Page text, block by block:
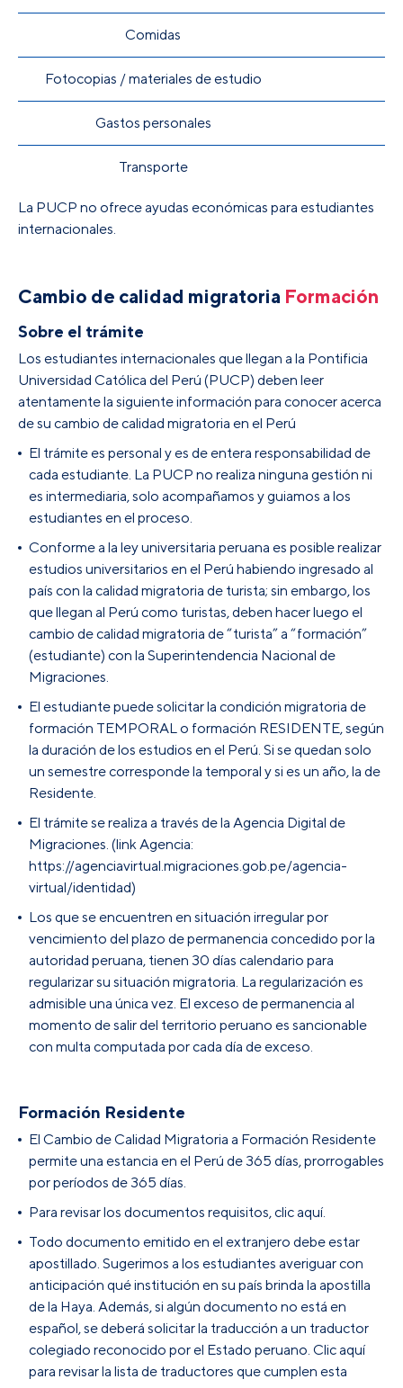
Comidas
Fotocopias / materiales de estudio
Gastos personales
Transporte
La PUCP no ofrece ayudas económicas para estudiantes
internacionales.
Cambio de calidad migratoria Formación
Sobre el trámite
Los estudiantes internacionales que llegan a la Pontificia
Universidad Católica del Perú (PUCP) deben leer
atentamente la siguiente información para conocer acerca
de su cambio de calidad migratoria en el Perú
El trámite es personal y es de entera responsabilidad de
cada estudiante. La PUCP no realiza ninguna gestión ni
es intermediaria, solo acompañamos y guiamos a los
estudiantes en el proceso.
Conforme a la ley universitaria peruana es posible realizar
estudios universitarios en el Perú habiendo ingresado al
país con la calidad migratoria de turista; sin embargo, los
que llegan al Perú como turistas, deben hacer luego el
cambio de calidad migratoria de “turista” a “formación”
(estudiante) con la Superintendencia Nacional de
Migraciones.
El estudiante puede solicitar la condición migratoria de
formación TEMPORAL o formación RESIDENTE, según
la duración de los estudios en el Perú. Si se quedan solo
un semestre corresponde la temporal y si es un año, la de
Residente.
El trámite se realiza a través de la Agencia Digital de
Migraciones. (link Agencia:
https://agenciavirtual.migraciones.gob.pe/agencia-
virtual/identidad)
Los que se encuentren en situación irregular por
vencimiento del plazo de permanencia concedido por la
autoridad peruana, tienen 30 días calendario para
regularizar su situación migratoria. La regularización es
admisible una única vez. El exceso de permanencia al
momento de salir del territorio peruano es sancionable
con multa computada por cada día de exceso.
Formación Residente
El Cambio de Calidad Migratoria a Formación Residente
permite una estancia en el Perú de 365 días, prorrogables
por períodos de 365 días.
Para revisar los documentos requisitos, clic aquí.
Todo documento emitido en el extranjero debe estar
apostillado. Sugerimos a los estudiantes averiguar con
anticipación qué institución en su país brinda la apostilla
de la Haya. Además, si algún documento no está en
español, se deberá solicitar la traducción a un traductor
colegiado reconocido por el Estado peruano. Clic aquí
para revisar la lista de traductores que cumplen esta